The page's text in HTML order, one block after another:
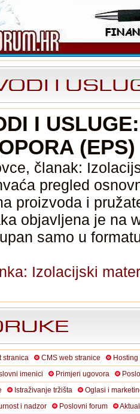
I
(EPS)
članak:
pregled
proizvoda i
objavljena je na
samo u
Izolacijski
stranica CMS web stranice
imenici Primjeri ugovora
Istraživanje tržišta
Oglasi i
i nadzor Poslovni forum